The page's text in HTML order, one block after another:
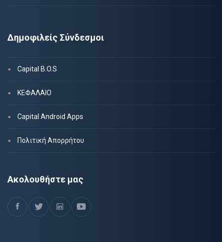
Δημοφιλείς Σύνδεσμοι
Capital B.O.S
ΚΕΦΑΛΑΙΟ
Capital Android Apps
Πολιτική Απορρήτου
Ακολουθήστε μας